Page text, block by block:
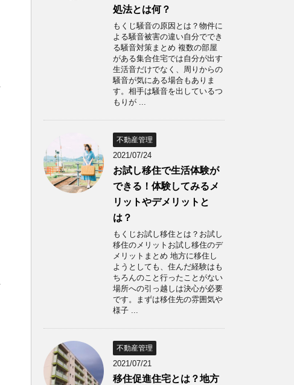
処法とは何？
もくじ騒音の原因とは？物件に
よる騒音被害の違い自分ででき
る騒音対策まとめ 複数の部屋
がある集合住宅では自分が出す
生活音だけでなく、周りからの
騒音が気にある場合もありま
す。相手は騒音を出しているつ
もりが ...
不動産管理
2021/07/24
お試し移住で生活体験が
できる！体験してみるメ
リットやデメリットと
は？
もくじお試し移住とは？お試し
移住のメリットお試し移住のデ
メリットまとめ 地方に移住し
ようとしても、住んだ経験はも
ちろんのこと行ったことがない
場所への引っ越しは決心が必要
です。まずは移住先の雰囲気や
様子 ...
不動産管理
2021/07/21
移住促進住宅とは？地方